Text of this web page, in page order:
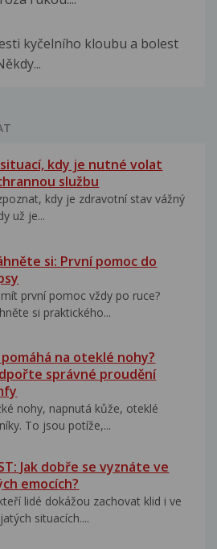
kyčelního kloubu a bolest
kdy je nutné volat
službu
kdy je zdravotní stav vážný
už je...
si: První pomoc do
mít první pomoc vždy po ruce?
si praktického...
pomáhá na oteklé nohy?
správné proudění
nohy, napnutá kůže, oteklé
To jsou potíže,...
Jak dobře se vyznáte ve
emocích?
lidé dokážou zachovat klid i ve
situacích....